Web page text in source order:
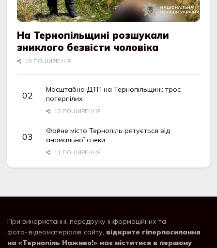
На Тернопільщині розшукали
зниклого безвісти чоловіка
18 ПОШИРЕННЯ
Масштабна ДТП на Тернопільщині: троє
потерпілих
12 ПОШИРЕННЯ
Файне місто Тернопіль рятується від
аномальної спеки
11 ПОШИРЕННЯ
При використанні, передруку інформаційних та
фото-,відеоматеріалів сайту, відкрите гіперпосилання
на «Тернопіль Наживо!» має міститися в першому